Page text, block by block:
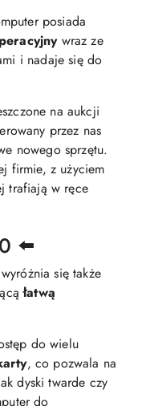
posiada
wraz ze
i nadaje się do
na aukcji
przez nas
nowego sprzętu.
firmie, z użyciem
trafiają w ręce
⬅️
się także
łatwą
do wielu
, co pozwala na
dyski twarde czy
do